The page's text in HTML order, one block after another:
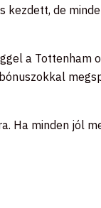
kezdett, de
a Tottenham
Ha minden jól